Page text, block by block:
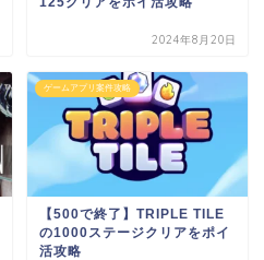
2024年8月20日
ゲームアプリ案件攻略
【500で終了】TRIPLE TILE
の1000ステージクリアをポイ
活攻略